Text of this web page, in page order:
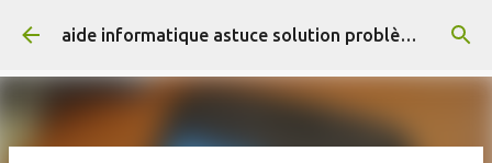
Accéder au contenu principal aide informatique astuce solution problème résolus